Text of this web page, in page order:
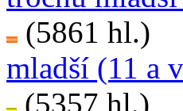
(5861 hl.)
mladší (11 a
(5357 hl.)